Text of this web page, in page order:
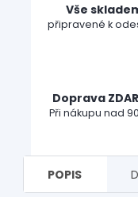
Vše
připravené k
Doprava
Při nákupu nad
POPIS